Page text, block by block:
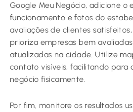
Google Meu Negócio, adicione o
funcionamento e fotos do
avaliações de clientes
prioriza empresas bem
atualizadas na cidade. Utilize
contato visíveis, facilitando para
negócio fisicamente.
Por fim, monitore os resultados